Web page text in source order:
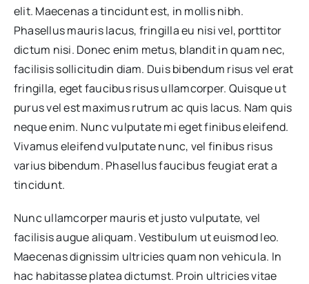
elit. Maecenas a tincidunt est, in mollis nibh.
Phasellus mauris lacus, fringilla eu nisi vel, porttitor
dictum nisi. Donec enim metus, blandit in quam nec,
facilisis sollicitudin diam. Duis bibendum risus vel erat
fringilla, eget faucibus risus ullamcorper. Quisque ut
purus vel est maximus rutrum ac quis lacus. Nam quis
neque enim. Nunc vulputate mi eget finibus eleifend.
Vivamus eleifend vulputate nunc, vel finibus risus
varius bibendum. Phasellus faucibus feugiat erat a
tincidunt.
Nunc ullamcorper mauris et justo vulputate, vel
facilisis augue aliquam. Vestibulum ut euismod leo.
Maecenas dignissim ultricies quam non vehicula. In
hac habitasse platea dictumst. Proin ultricies vitae